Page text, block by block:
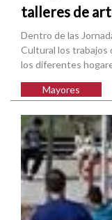
talleres de
Dentro de las
Cultural los trabajos
los diferentes
Mayores